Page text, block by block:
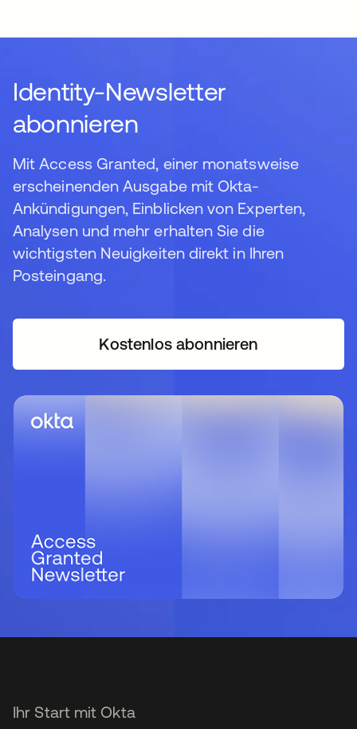
Identity-Newsletter
abonnieren
Mit Access Granted, einer monatsweise
erscheinenden Ausgabe mit Okta-
Ankündigungen, Einblicken von Experten,
Analysen und mehr erhalten Sie die
wichtigsten Neuigkeiten direkt in Ihren
Posteingang.
Kostenlos abonnieren
wird in einer neuen
Ihr Start mit Okta